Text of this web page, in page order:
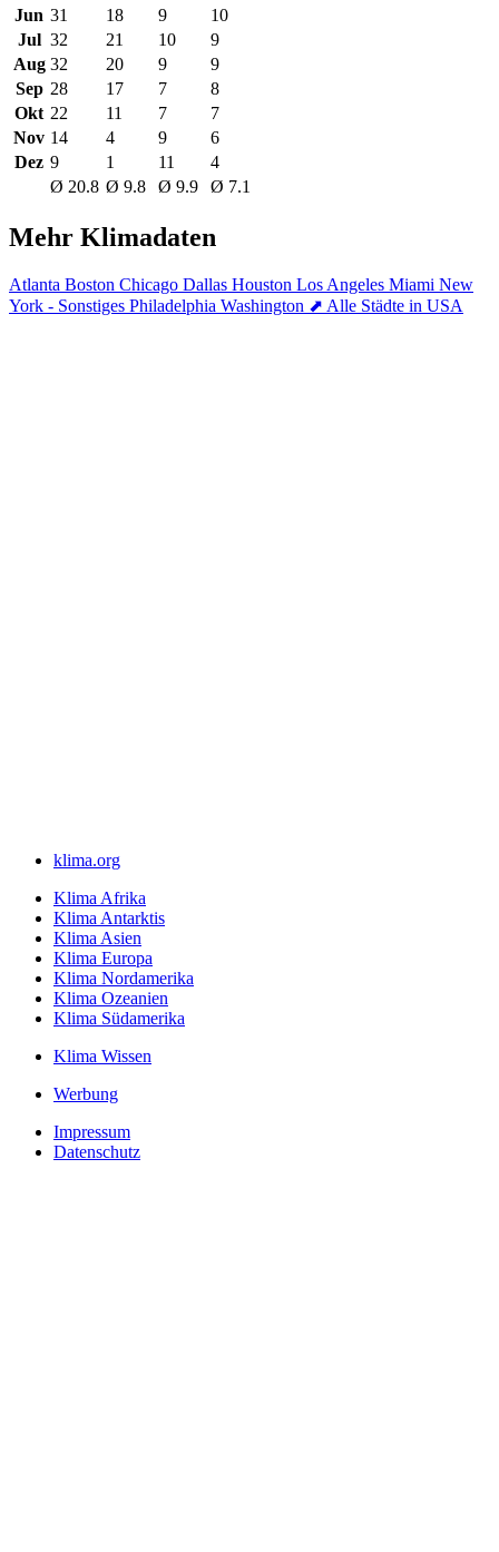
Jun 31 18 9
10
Jul 32 21 10
9
Aug 32 20 9
9
Sep 28 17 7
8
Okt 22 11 7
7
Nov 14 4 9
6
Dez 9 1 11
4
Ø 20.8 Ø 9.8 Ø 9.9 Ø 7.1
Mehr Klimadaten
Atlanta Boston Chicago Dallas Houston Los Angeles Miami New
York - Sonstiges Philadelphia Washington ⬈ Alle Städte in USA
klima.org
Klima Afrika
Klima Antarktis
Klima Asien
Klima Europa
Klima Nordamerika
Klima Ozeanien
Klima Südamerika
Klima Wissen
Werbung
Impressum
Datenschutz